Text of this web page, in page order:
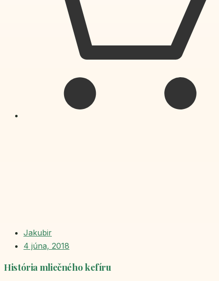
Jakubir
4 júna, 2018
História mliečného kefíru